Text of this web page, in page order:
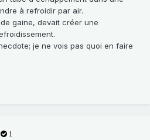
à refroidir par air.
gaine, devait créer une
je ne vois pas quoi en faire
1